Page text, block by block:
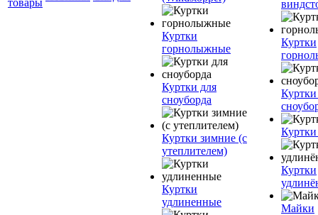
товары
Куртки
горнолыжные
Куртки для
сноуборда
Куртки зимние (с
утеплителем)
Куртки
удлиненные
Куртки
Куртки
Куртки
Майки